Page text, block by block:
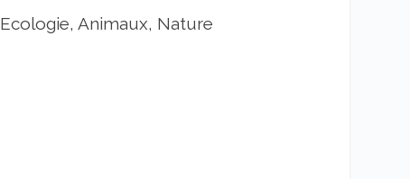
Ecologie, Animaux, Nature